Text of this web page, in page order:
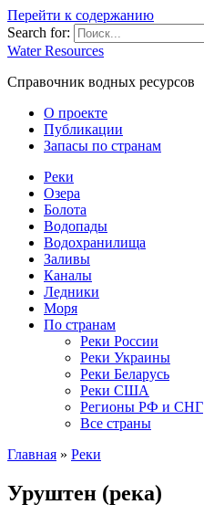
Перейти к содержанию
Search for:
Water Resources
Справочник водных ресурсов
О проекте
Публикации
Запасы по странам
Реки
Озера
Болота
Водопады
Водохранилища
Заливы
Каналы
Ледники
Моря
По странам
Реки России
Реки Украины
Реки Беларусь
Реки США
Регионы РФ и СНГ
Все страны
Главная » Реки
Уруштен (река)